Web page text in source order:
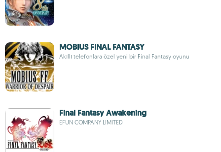
MOBIUS FINAL FANTASY
Akıllı telefonlara özel yeni bir Final Fantasy oyunu
Final Fantasy Awakening
EFUN COMPANY LIMITED